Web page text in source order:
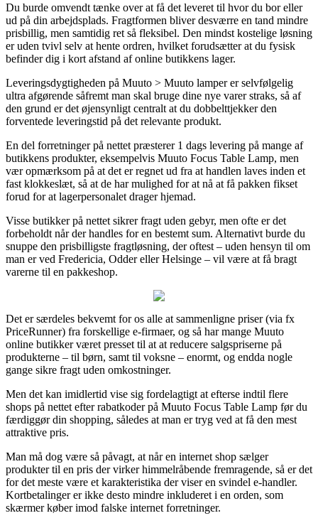
Du burde omvendt tænke over at få det leveret til hvor du bor eller
ud på din arbejdsplads. Fragtformen bliver desværre en tand mindre
prisbillig, men samtidig ret så fleksibel. Den mindst kostelige løsning
er uden tvivl selv at hente ordren, hvilket forudsætter at du fysisk
befinder dig i kort afstand af online butikkens lager.
Leveringsdygtigheden på Muuto > Muuto lamper er selvfølgelig
ultra afgørende såfremt man skal bruge dine nye varer straks, så af
den grund er det øjensynligt centralt at du dobbelttjekker den
forventede leveringstid på det relevante produkt.
En del forretninger på nettet præsterer 1 dags levering på mange af
butikkens produkter, eksempelvis Muuto Focus Table Lamp, men
vær opmærksom på at det er regnet ud fra at handlen laves inden et
fast klokkeslæt, så at de har mulighed for at nå at få pakken fikset
forud for at lagerpersonalet drager hjemad.
Visse butikker på nettet sikrer fragt uden gebyr, men ofte er det
forbeholdt når der handles for en bestemt sum. Alternativt burde du
snuppe den prisbilligste fragtløsning, der oftest – uden hensyn til om
man er ved Fredericia, Odder eller Helsinge – vil være at få bragt
varerne til en pakkeshop.
Det er særdeles bekvemt for os alle at sammenligne priser (via fx
PriceRunner) fra forskellige e-firmaer, og så har mange Muuto
online butikker været presset til at at reducere salgspriserne på
produkterne – til børn, samt til voksne – enormt, og endda nogle
gange sikre fragt uden omkostninger.
Men det kan imidlertid vise sig fordelagtigt at efterse indtil flere
shops på nettet efter rabatkoder på Muuto Focus Table Lamp før du
færdiggør din shopping, således at man er tryg ved at få den mest
attraktive pris.
Man må dog være så påvagt, at når en internet shop sælger
produkter til en pris der virker himmelråbende fremragende, så er det
for det meste være et karakteristika der viser en svindel e-handler.
Kortbetalinger er ikke desto mindre inkluderet i en orden, som
skærmer køber imod falske internet forretninger.